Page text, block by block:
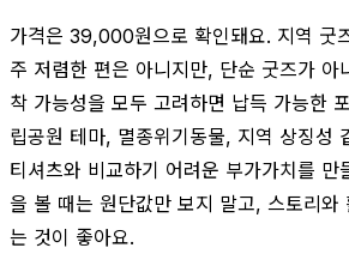
가격은 39,000원으로 확인돼요. 지역 굿
주 저렴한 편은 아니지만, 단순 굿즈가 아
착 가능성을 모두 고려하면 납득 가능한
립공원 테마, 멸종위기동물, 지역 상징성
티셔츠와 비교하기 어려운 부가가치를 만
을 볼 때는 원단값만 보지 말고, 스토리와
는 것이 좋아요.